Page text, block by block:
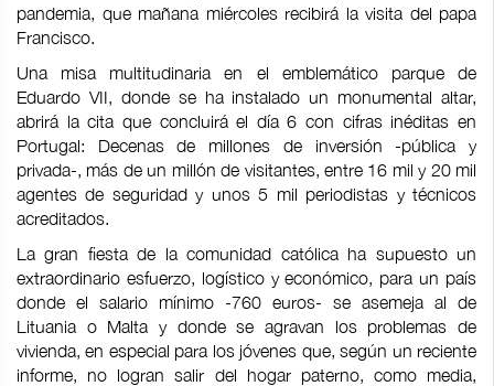
pandemia, que mañana miércoles recibirá la visita del papa
Francisco.
Una misa multitudinaria en el emblemático parque de
Eduardo VII, donde se ha instalado un monumental altar,
abrirá la cita que concluirá el día 6 con cifras inéditas en
Portugal: Decenas de millones de inversión -pública y
privada-, más de un millón de visitantes, entre 16 mil y 20 mil
agentes de seguridad y unos 5 mil periodistas y técnicos
acreditados.
La gran fiesta de la comunidad católica ha supuesto un
extraordinario esfuerzo, logístico y económico, para un país
donde el salario mínimo -760 euros- se asemeja al de
Lituania o Malta y donde se agravan los problemas de
vivienda, en especial para los jóvenes que, según un reciente
informe, no logran salir del hogar paterno, como media,